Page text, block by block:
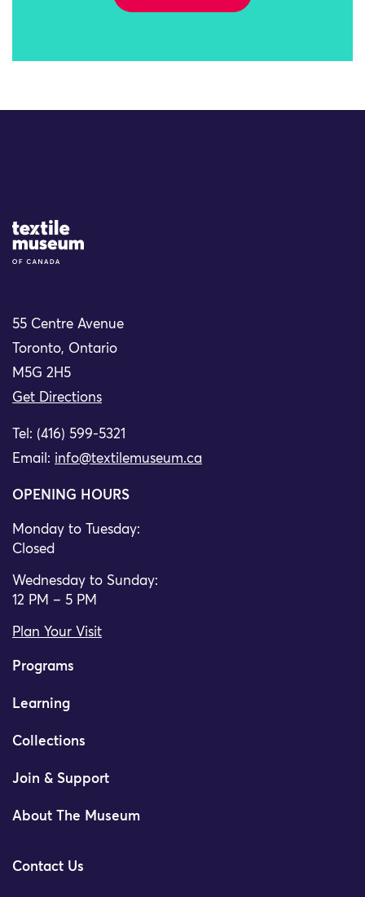
Site Logo
55 Centre Avenue
Toronto, Ontario
M5G 2H5
Get Directions
Tel: (416) 599-5321
Email: info@textilemuseum.ca
OPENING HOURS
Monday to Tuesday:
Closed
Wednesday to Sunday:
12 PM – 5 PM
Plan Your Visit
Programs
Learning
Collections
Join & Support
About The Museum
Contact Us